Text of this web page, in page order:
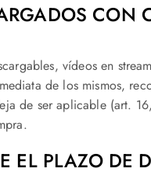
CON
vídeos en
de los mismos,
de ser aplicable (art.
EL PLAZO DE